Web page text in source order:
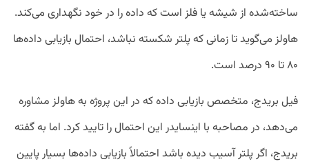
ساخته‌‌شده از شیشه یا فلز است که داده را در خود نگهداری می‌کند.
هاولز می‌گوید تا زمانی که پلتر شکسته نباشد، احتمال بازیابی داده‌ها
۸۰ تا ۹۰ درصد است.
فیل بریدج، متخصص بازیابی داده که در این پروژه به هاولز مشاوره
می‌دهد، در مصاحبه با اینسایدر این احتمال را تایید کرد. اما به گفته
بریدج، اگر پلتر آسیب دیده باشد احتمالاً بازیابی داده‌ها بسیار پایین